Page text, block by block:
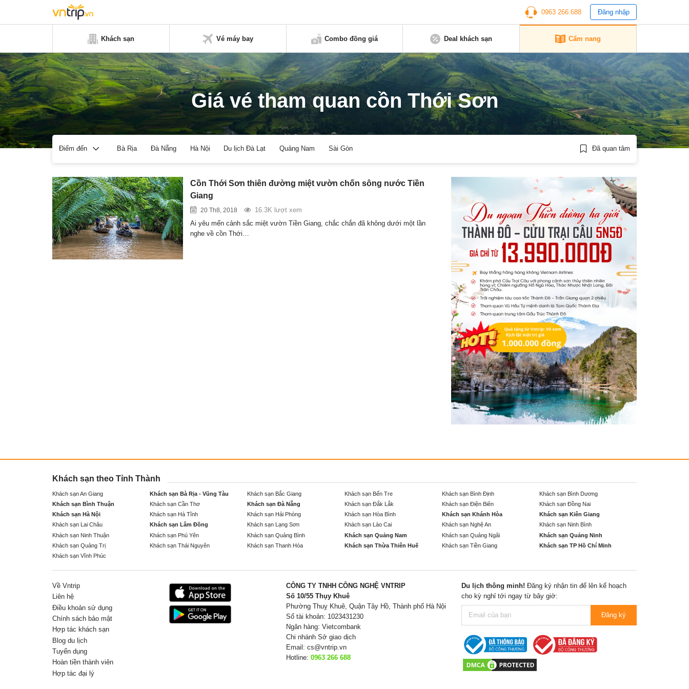
0963 266 688 Đăng nhập
Khách sạn Vé máy bay Combo đồng giá Deal khách sạn Cẩm nang
Giá vé tham quan cồn Thới Sơn
Điểm đến Bà Rịa Đà Nẵng Hà Nội Du lịch Đà Lạt Quảng Nam Sài Gòn Đã quan tâm
Cồn Thới Sơn thiên đường miệt vườn chốn sông nước Tiền
Giang
20 Th8, 2018
16.3K lượt xem
Ai yêu mến cảnh sắc miệt vườn Tiền Giang, chắc chắn đã không dưới một lần
nghe về cồn Thới…
Khách sạn theo Tỉnh Thành
Khách sạn An Giang Khách sạn Bà Rịa - Vũng Tàu Khách sạn Bắc Giang Khách sạn Bến Tre Khách sạn Bình Định
Khách sạn Bình Dương
Khách sạn Bình Thuận
Khách sạn Cần Thơ Khách sạn Đà Nẵng Khách sạn Đắk Lắk Khách sạn Điện Biên
Khách sạn Đồng Nai
Khách sạn Hà Nội
Khách sạn Hà Tĩnh Khách sạn Hải Phòng Khách sạn Hòa Bình Khách sạn Khánh Hòa
Khách sạn Kiên Giang
Khách sạn Lai Châu
Khách sạn Lâm Đồng Khách sạn Lạng Sơn Khách sạn Lào Cai Khách sạn Nghệ An
Khách sạn Ninh Bình
Khách sạn Ninh Thuận
Khách sạn Phú Yên Khách sạn Quảng Bình Khách sạn Quảng Nam Khách sạn Quảng Ngãi
Khách sạn Quảng Ninh
Khách sạn Quảng Trị
Khách sạn Thái Nguyên Khách sạn Thanh Hóa Khách sạn Thừa Thiên Huế Khách sạn Tiền Giang
Khách sạn TP Hồ Chí Minh
Khách sạn Vĩnh Phúc
Về Vntrip
Liên hệ
Điều khoản sử dụng
Chính sách bảo mật
Hợp tác khách sạn
Blog du lịch
Tuyển dụng
Hoàn tiền thành viên
Hợp tác đại lý
CÔNG TY TNHH CÔNG NGHỆ VNTRIP
Số 10/55 Thụy Khuê
Phường Thuỵ Khuê, Quận Tây Hồ, Thành phố Hà Nội
Số tài khoản: 1023431230
Ngân hàng: Vietcombank
Chi nhánh Sở giao dịch
Email: cs@vntrip.vn
Hotline: 0963 266 688
Du lịch thông minh! Đăng ký nhận tin để lên kế hoạch
cho kỳ nghỉ tới ngay từ bây giờ:
Đăng ký